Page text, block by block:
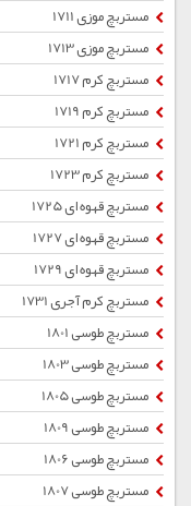
مستربچ موزی 1711
مستربچ موزی 1713
مستربچ کرم 1717
مستربچ کرم 1719
مستربچ کرم 1721
مستربچ کرم 1723
مستربچ قهوه ای 1725
مستربچ قهوه ای 1727
مستربچ قهوه ای 1729
مستربچ کرم آجری 1731
مستربچ طوسی 1801
مستربچ طوسی 1803
مستربچ طوسی 1805
مستربچ طوسی 1809
مستربچ طوسی 1806
مستربچ طوسی 1807